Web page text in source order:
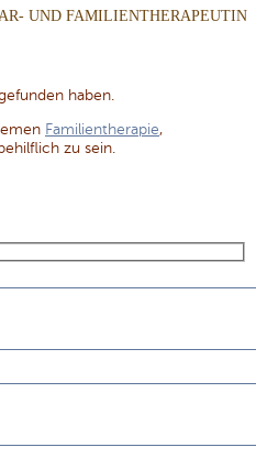
UND FAMILIENTHERAPEUTIN
haben.
Familientherapie,
behilflich zu sein.